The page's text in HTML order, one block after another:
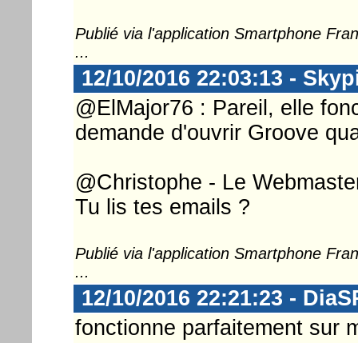
Publié via l'application Smartphone
...
12/10/2016 22:03:13 -
@ElMajor76 : Pareil, elle
demande d'ouvrir Groove
@Christophe - Le
Tu lis tes emails ?
Publié via l'application Smartphone
...
12/10/2016 22:21:23 -
fonctionne parfaitement sur